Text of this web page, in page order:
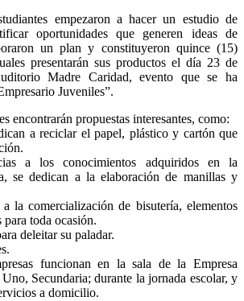
empezaron a hacer un estudio de
oportunidades que generen ideas de
un plan y constituyeron quince (15)
presentarán sus productos el día 23 de
Madre Caridad, evento que se ha
Juveniles”.
encontrarán propuestas interesantes, como:
a reciclar el papel, plástico y cartón que
a los conocimientos adquiridos en la
se dedican a la elaboración de manillas y
a la comercialización de bisutería, elementos
toda ocasión.
deleitar su paladar.
funcionan en la sala de la Empresa
Secundaria; durante la jornada escolar, y
a domicilio.